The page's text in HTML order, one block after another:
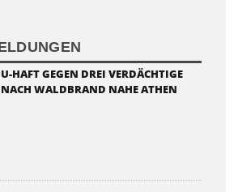
U-HAFT GEGEN DREI VERDÄCHTIGE
NACH WALDBRAND NAHE ATHEN